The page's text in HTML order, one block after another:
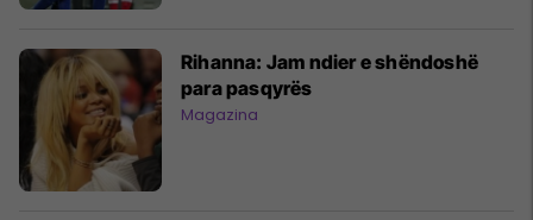
Rihanna: Jam ndier e shëndoshë
para pasqyrës
Magazina